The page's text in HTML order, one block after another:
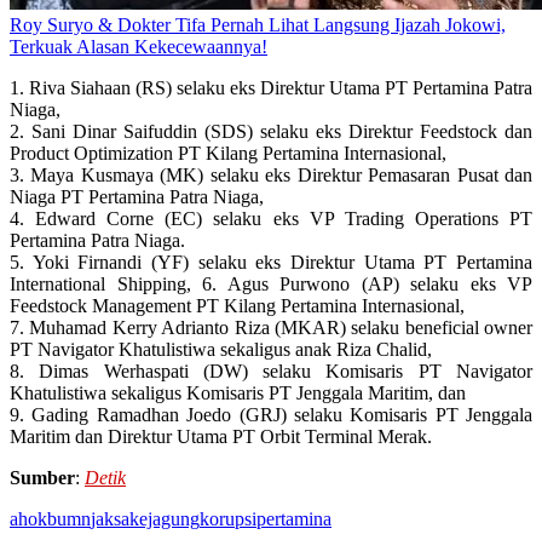
Roy Suryo & Dokter Tifa Pernah Lihat Langsung Ijazah Jokowi,
Terkuak Alasan Kekecewaannya!
1. Riva Siahaan (RS) selaku eks Direktur Utama PT Pertamina Patra
Niaga,
2. Sani Dinar Saifuddin (SDS) selaku eks Direktur Feedstock dan
Product Optimization PT Kilang Pertamina Internasional,
3. Maya Kusmaya (MK) selaku eks Direktur Pemasaran Pusat dan
Niaga PT Pertamina Patra Niaga,
4. Edward Corne (EC) selaku eks VP Trading Operations PT
Pertamina Patra Niaga.
5. Yoki Firnandi (YF) selaku eks Direktur Utama PT Pertamina
International Shipping, 6. Agus Purwono (AP) selaku eks VP
Feedstock Management PT Kilang Pertamina Internasional,
7. Muhamad Kerry Adrianto Riza (MKAR) selaku beneficial owner
PT Navigator Khatulistiwa sekaligus anak Riza Chalid,
8. Dimas Werhaspati (DW) selaku Komisaris PT Navigator
Khatulistiwa sekaligus Komisaris PT Jenggala Maritim, dan
9. Gading Ramadhan Joedo (GRJ) selaku Komisaris PT Jenggala
Maritim dan Direktur Utama PT Orbit Terminal Merak.
Sumber: Detik
ahokbumnjaksakejagungkorupsipertamina